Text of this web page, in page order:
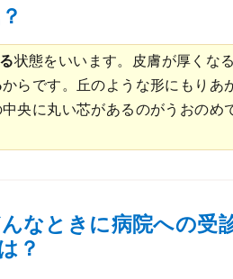
状態をいいます。皮膚が厚くな
からです。丘のような形にもりあ
央に丸い芯があるのがうおのめで
なときに病院への受
？